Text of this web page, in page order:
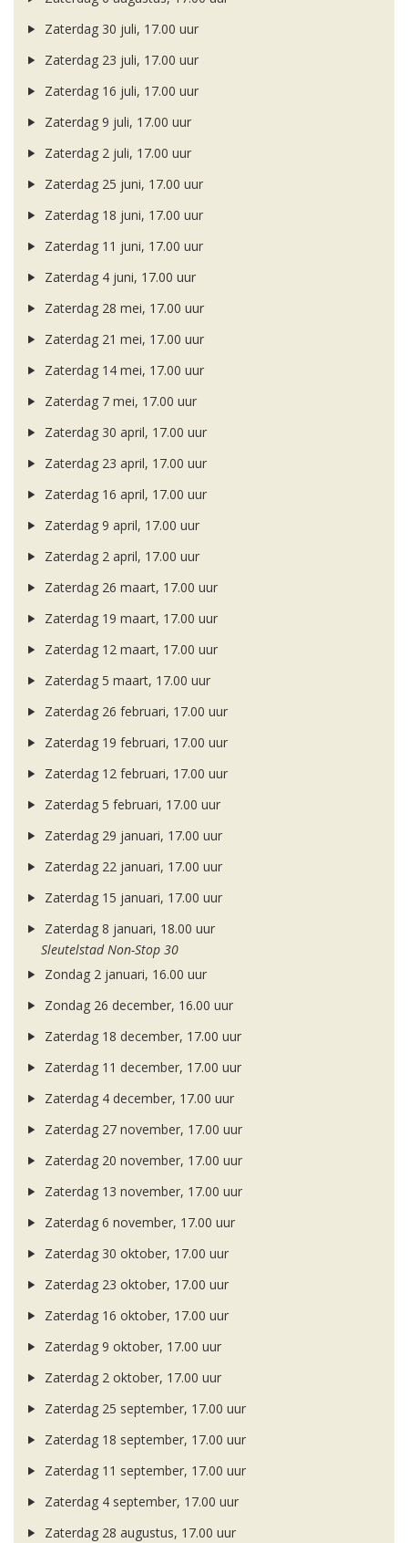
Zaterdag 30 juli, 17.00 uur
Zaterdag 23 juli, 17.00 uur
Zaterdag 16 juli, 17.00 uur
Zaterdag 9 juli, 17.00 uur
Zaterdag 2 juli, 17.00 uur
Zaterdag 25 juni, 17.00 uur
Zaterdag 18 juni, 17.00 uur
Zaterdag 11 juni, 17.00 uur
Zaterdag 4 juni, 17.00 uur
Zaterdag 28 mei, 17.00 uur
Zaterdag 21 mei, 17.00 uur
Zaterdag 14 mei, 17.00 uur
Zaterdag 7 mei, 17.00 uur
Zaterdag 30 april, 17.00 uur
Zaterdag 23 april, 17.00 uur
Zaterdag 16 april, 17.00 uur
Zaterdag 9 april, 17.00 uur
Zaterdag 2 april, 17.00 uur
Zaterdag 26 maart, 17.00 uur
Zaterdag 19 maart, 17.00 uur
Zaterdag 12 maart, 17.00 uur
Zaterdag 5 maart, 17.00 uur
Zaterdag 26 februari, 17.00 uur
Zaterdag 19 februari, 17.00 uur
Zaterdag 12 februari, 17.00 uur
Zaterdag 5 februari, 17.00 uur
Zaterdag 29 januari, 17.00 uur
Zaterdag 22 januari, 17.00 uur
Zaterdag 15 januari, 17.00 uur
Zaterdag 8 januari, 18.00 uur
Sleutelstad Non-Stop 30
Zondag 2 januari, 16.00 uur
Zondag 26 december, 16.00 uur
Zaterdag 18 december, 17.00 uur
Zaterdag 11 december, 17.00 uur
Zaterdag 4 december, 17.00 uur
Zaterdag 27 november, 17.00 uur
Zaterdag 20 november, 17.00 uur
Zaterdag 13 november, 17.00 uur
Zaterdag 6 november, 17.00 uur
Zaterdag 30 oktober, 17.00 uur
Zaterdag 23 oktober, 17.00 uur
Zaterdag 16 oktober, 17.00 uur
Zaterdag 9 oktober, 17.00 uur
Zaterdag 2 oktober, 17.00 uur
Zaterdag 25 september, 17.00 uur
Zaterdag 18 september, 17.00 uur
Zaterdag 11 september, 17.00 uur
Zaterdag 4 september, 17.00 uur
Zaterdag 28 augustus, 17.00 uur